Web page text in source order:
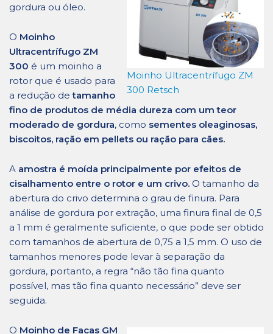
Moinho Ultracentrífugo ZM
300 Retsch
gordura ou óleo.
O Moinho
Ultracentrífugo ZM
300 é um moinho a
rotor que é usado para
a redução de tamanho
fino de produtos de média dureza com um teor
moderado de gordura, como sementes oleaginosas,
biscoitos, ração em pellets ou ração para cães.
A amostra é moída principalmente por efeitos de
cisalhamento entre o rotor e um crivo. O tamanho da
abertura do crivo determina o grau de finura. Para
análise de gordura por extração, uma finura final de 0,5
a 1 mm é geralmente suficiente, o que pode ser obtido
com tamanhos de abertura de 0,75 a 1,5 mm. O uso de
tamanhos menores pode levar à separação da
gordura, portanto, a regra “não tão fina quanto
possível, mas tão fina quanto necessário” deve ser
seguida.
O Moinho de Facas GM